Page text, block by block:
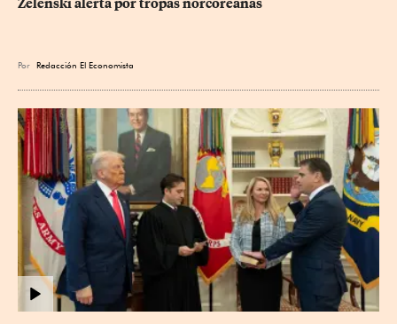
Zelenski alerta por tropas norcoreanas
Por Redacción El Economista